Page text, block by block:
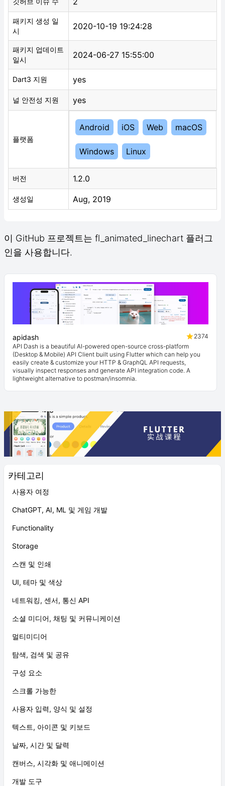
카테고리
사용자 여정
ChatGPT, AI, ML 및 게임 개발
Functionality
Storage
스캔 및 인쇄
UI, 테마 및 색상
네트워킹, 센서, 통신 API
소셜 미디어, 채팅 및 커뮤니케이션
멀티미디어
탐색, 검색 및 공유
구성 요소
스크롤 가능한
사용자 입력, 양식 및 설정
텍스트, 아이콘 및 키보드
날짜, 시간 및 달력
캔버스, 시각화 및 애니메이션
개발 도구
패키지 생성 일
시
2020-10-19 19:24:28
패키지 업데이트
일시
2024-06-27 15:55:00
Dart3 지원 yes
널 안전성 지원 yes
플랫폼
Android iOS Web macOS
Windows Linux
버전 1.2.0
생성일 Aug, 2019
이 GitHub 프로젝트는 fl_animated_linechart 플러그
인을 사용합니다.
apidash
2374
API Dash is a beautiful AI-powered open-source cross-platform
(Desktop & Mobile) API Client built using Flutter which can help you
easily create & customize your HTTP & GraphQL API requests,
visually inspect responses and generate API integration code. A
lightweight alternative to postman/insomnia.